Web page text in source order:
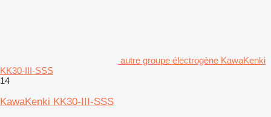
autre groupe électrogène KawaKenki
KK30-III-SSS
14
KawaKenki KK30-III-SSS